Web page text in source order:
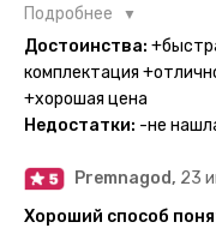
Поэтому everink стали
только тату пришли, я
отметить, что у
доставки, что
тату. Посылка была
конверт, внутри
дизайнерским
упакованные в
инструкция по
Подробнее
Достоинства:
комплектация
+хорошая цена
Недостатки: -не
Premnagod, 23
Хороший способ